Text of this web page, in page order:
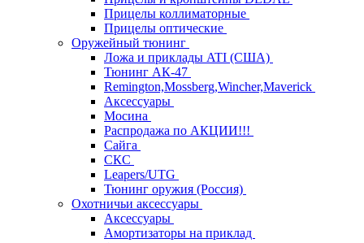
Прицелы коллиматорные
Прицелы оптические
Оружейный тюнинг
Ложа и приклады ATI (США)
Тюнинг АК-47
Remington,Mossberg,Wincher,Maverick
Аксессуары
Мосина
Распродажа по АКЦИИ!!!
Сайга
СКС
Leapers/UTG
Тюнинг оружия (Россия)
Охотничьи аксессуары
Аксессуары
Амортизаторы на приклад